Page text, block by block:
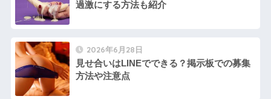
過激にする方法も紹介
2026年6月28日
見せ合いはLINEでできる？掲示板での募集
方法や注意点